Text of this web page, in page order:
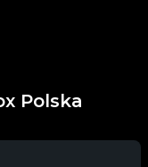
Polska